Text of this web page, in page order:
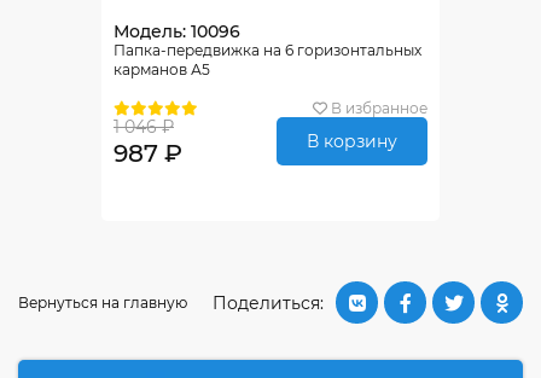
Модель: 10096
Папка-передвижка на 6 горизонтальных
карманов А5
В избранное
1 046 ₽
987 ₽ В корзину
Поделиться:
Вернуться на главную